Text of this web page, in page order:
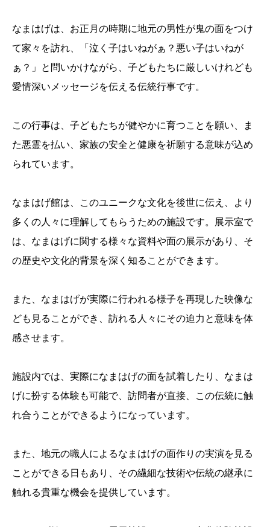
なまはげは、お正月の時期に地元の男性が鬼の面をつけ
て家々を訪れ、「泣く子はいねがぁ？悪い子はいねが
ぁ？」と問いかけながら、子どもたちに厳しいけれども
愛情深いメッセージを伝える伝統行事です。
この行事は、子どもたちが健やかに育つことを願い、ま
た悪霊を払い、家族の安全と健康を祈願する意味が込め
られています。
なまはげ館は、このユニークな文化を後世に伝え、より
多くの人々に理解してもらうための施設です。展示室で
は、なまはげに関する様々な資料や面の展示があり、そ
の歴史や文化的背景を深く知ることができます。
また、なまはげが実際に行われる様子を再現した映像な
ども見ることができ、訪れる人々にその迫力と意味を体
感させます。
施設内では、実際になまはげの面を試着したり、なまは
げに扮する体験も可能で、訪問者が直接、この伝統に触
れ合うことができるようになっています。
また、地元の職人によるなまはげの面作りの実演を見る
ことができる日もあり、その繊細な技術や伝統の継承に
触れる貴重な機会を提供しています。